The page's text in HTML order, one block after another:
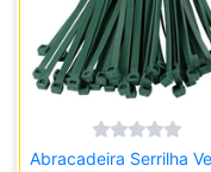
Abracadeira Serrilha